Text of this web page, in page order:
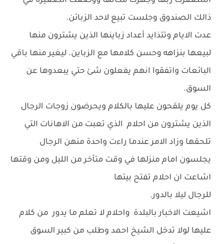
ذالك الصندوق وجلست تبيع لاحد الزبائن.
عدت الايام وتتذايد أعداد زباينها الذين يشترون منها
لبيعها بنزاهه وحسن كلامها مع الزباين. ليغير منها باقي
البائعات واتفقوا انهم يفعلون شئ حتي يبعدوها عن
السوق.
كل يوم يلقحون عليها بالكلام ويحرضون زوجات الرجال
الذين يشترون من احلام الذي تعبت من الاهانات التي
تلحقها وزاد الامر عندما راءت واحدة منهن الرجال
يجلسون امام منزلها في وقت متأخر من الليل ومن وقتها
اشاعت ان احلام تفتح بيتها
للرجال ليلا بالدور.
اشيعت الاخبار بالبلدة واحلام لا تعلم ما يدور من كلام
عليها لولا تدخل الشيخ احمد وطلب من كبير السوق